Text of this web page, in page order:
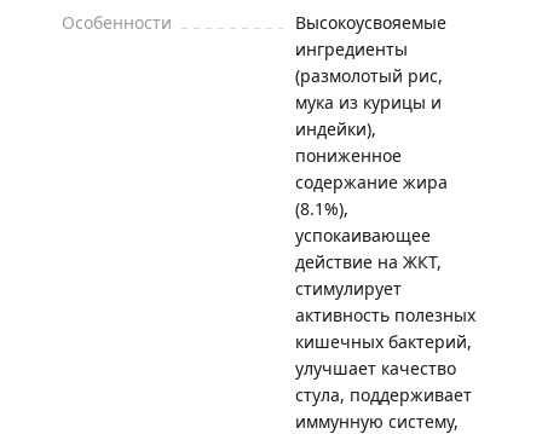
Особенности
Высокоусвояемые
ингредиенты
(размолотый рис,
мука из курицы и
индейки),
пониженное
содержание жира
(8.1%),
успокаивающее
действие на ЖКТ,
стимулирует
активность полезных
кишечных бактерий,
улучшает качество
стула, поддерживает
иммунную систему,